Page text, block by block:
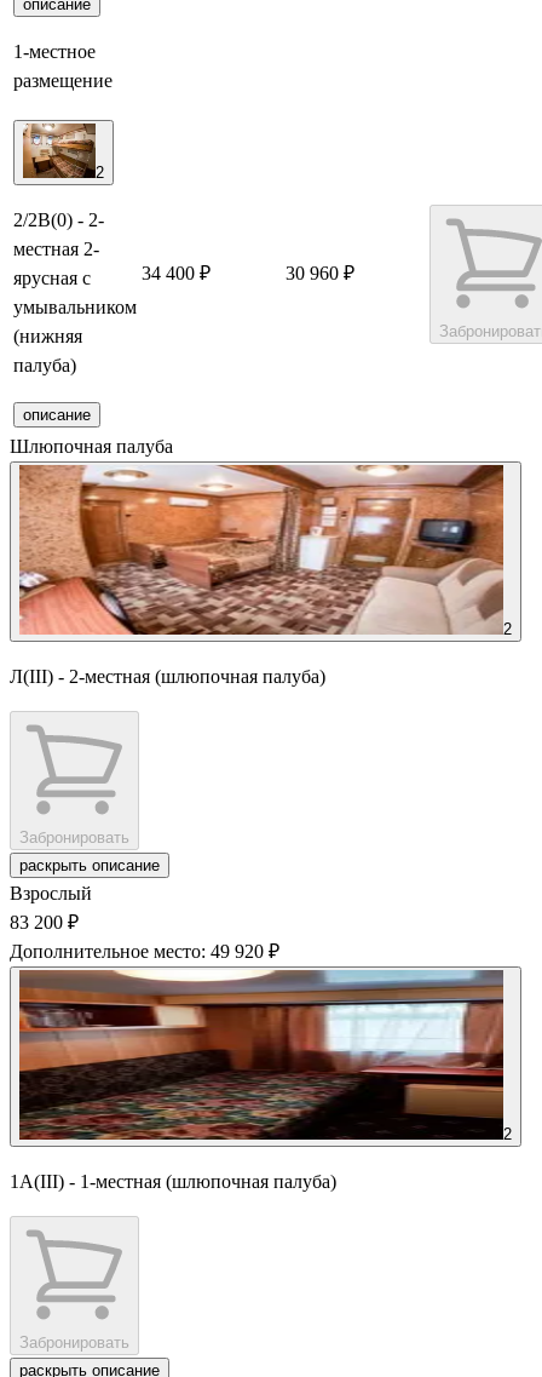
описание
1-местное
размещение
2
2/2В(0) - 2-
местная 2-
ярусная с
умывальником
(нижняя
палуба)
описание
34 400 ₽ 30 960 ₽
Шлюпочная палуба
2
Л(III) - 2-местная (шлюпочная палуба)
Забронировать
раскрыть описание
Взрослый
83 200 ₽
Дополнительное место: 49 920 ₽
2
1А(III) - 1-местная (шлюпочная палуба)
Забронировать
раскрыть описание